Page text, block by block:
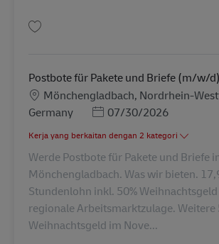
Postbote für Pakete und Briefe (m/w/d)
LokasiMönchengladbach, Nordrhein-
Germany
Posted Date
07/30/2026
Kerja yang berkaitan dengan 2 kategori
Werde Postbote für Pakete und Briefe
Mönchengladbach. Was wir bieten.
Stundenlohn inkl. 50%
regionale Arbeitsmarktzulage. Weitere
Weihnachtsgeld im Nove...